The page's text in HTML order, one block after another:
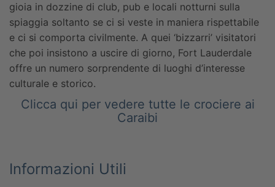
gioia in dozzine di club, pub e locali notturni sulla
spiaggia soltanto se ci si veste in maniera rispettabile
e ci si comporta civilmente. A quei ‘bizzarri’ visitatori
che poi insistono a uscire di giorno, Fort Lauderdale
offre un numero sorprendente di luoghi d’interesse
culturale e storico.
Clicca qui per vedere tutte le crociere ai
Caraibi
Informazioni Utili